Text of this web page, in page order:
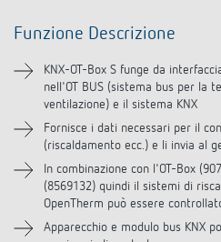
Downloads
Funzione Descrizione
KNX-OT-Box S funge da
nell'OT BUS (sistema bus per la
ventilazione) e il sistema KNX
Fornisce i dati necessari per il
(riscaldamento ecc.) e li invia al
In combinazione con l'OT-Box
(8569132) quindi il sistemi di
OpenTherm può essere
Apparecchio e modulo bus KNX